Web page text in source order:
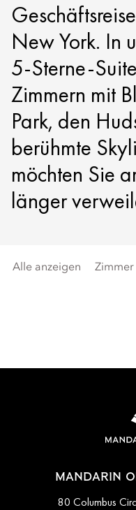
New York. In
5-Sterne-
Zimmern mit
Park, den
berühmte
möchten Sie
länger
Alle anzeigen Zimmer
MANDARIN
80 Columbus